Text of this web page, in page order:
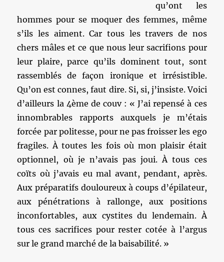
qu’ont les
hommes pour se moquer des femmes, même
s’ils les aiment. Car tous les travers de nos
chers mâles et ce que nous leur sacrifions pour
leur plaire, parce qu’ils dominent tout, sont
rassemblés de façon ironique et irrésistible.
Qu’on est connes, faut dire. Si, si, j’insiste. Voici
d’ailleurs la 4ème de couv : « J’ai repensé à ces
innombrables rapports auxquels je m’étais
forcée par politesse, pour ne pas froisser les ego
fragiles. À toutes les fois où mon plaisir était
optionnel, où je n’avais pas joui. À tous ces
coïts où j’avais eu mal avant, pendant, après.
Aux préparatifs douloureux à coups d’épilateur,
aux pénétrations à rallonge, aux positions
inconfortables, aux cystites du lendemain. À
tous ces sacrifices pour rester cotée à l’argus
sur le grand marché de la baisabilité. »